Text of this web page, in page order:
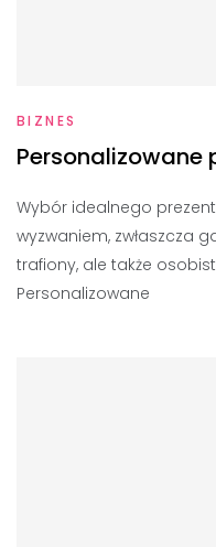
BIZNES
Personalizowane
Wybór idealnego
wyzwaniem, zwłaszcza
trafiony, ale także
Personalizowane